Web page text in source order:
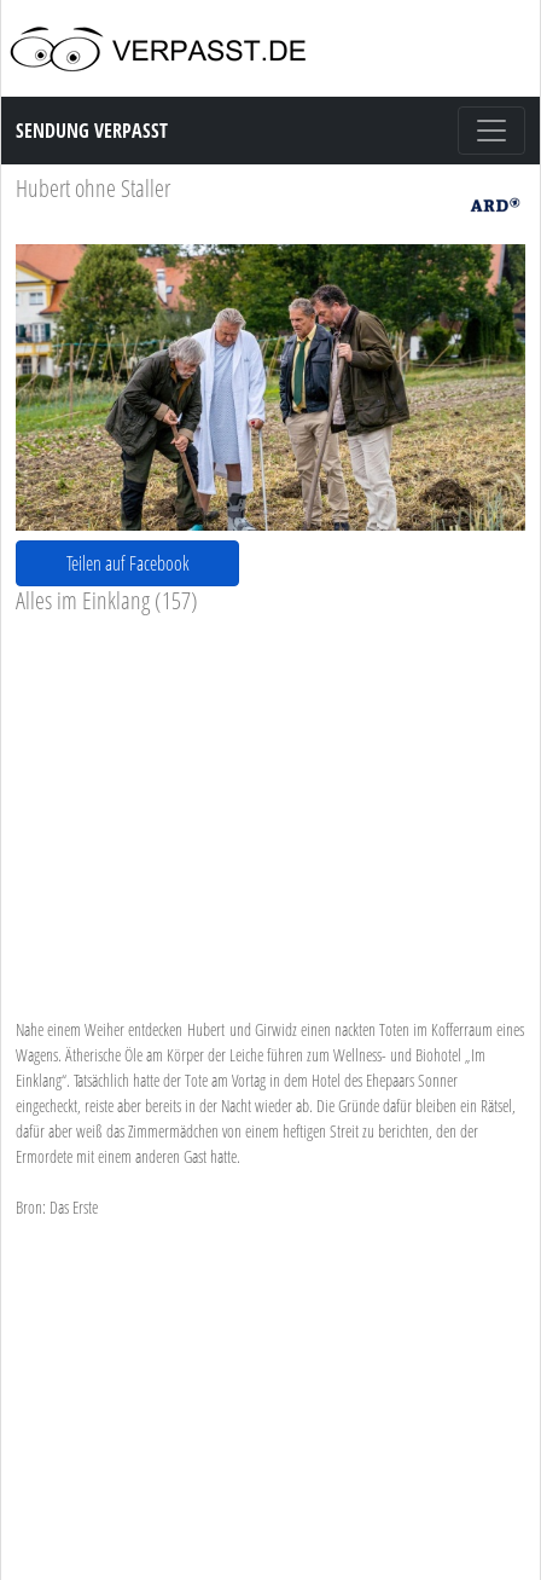
Sendung Verpasst
SENDUNG VERPASST
Hubert ohne Staller
Teilen auf Facebook
Alles im Einklang (157)
Nahe einem Weiher entdecken Hubert und Girwidz einen nackten Toten im Kofferraum eines
Wagens. Ätherische Öle am Körper der Leiche führen zum Wellness- und Biohotel „Im
Einklang“. Tatsächlich hatte der Tote am Vortag in dem Hotel des Ehepaars Sonner
eingecheckt, reiste aber bereits in der Nacht wieder ab. Die Gründe dafür bleiben ein Rätsel,
dafür aber weiß das Zimmermädchen von einem heftigen Streit zu berichten, den der
Ermordete mit einem anderen Gast hatte.
Bron: Das Erste